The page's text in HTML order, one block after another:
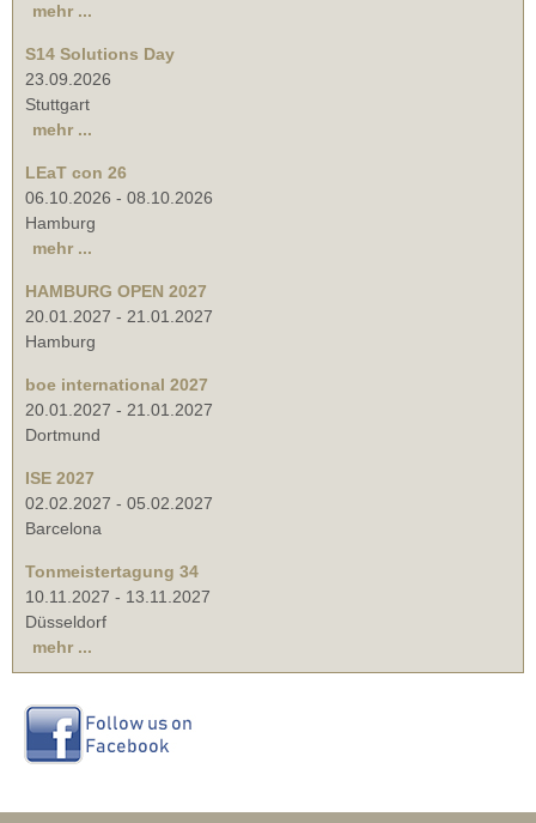
mehr ...
S14 Solutions Day
23.09.2026
Stuttgart
mehr ...
LEaT con 26
06.10.2026 - 08.10.2026
Hamburg
mehr ...
HAMBURG OPEN 2027
20.01.2027 - 21.01.2027
Hamburg
boe international 2027
20.01.2027 - 21.01.2027
Dortmund
ISE 2027
02.02.2027 - 05.02.2027
Barcelona
Tonmeistertagung 34
10.11.2027 - 13.11.2027
Düsseldorf
mehr ...